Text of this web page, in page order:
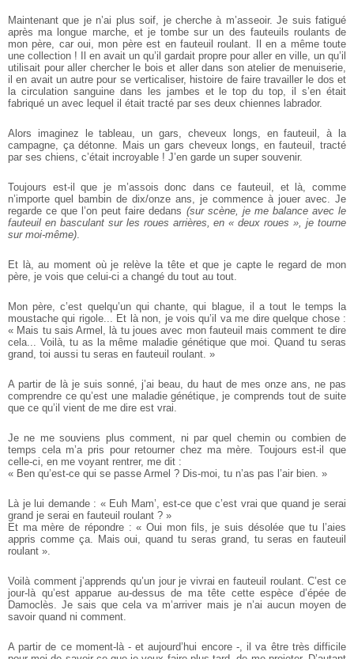
Maintenant que je n’ai plus soif, je cherche à m’asseoir. Je suis fatigué
après ma longue marche, et je tombe sur un des fauteuils roulants de
mon père, car oui, mon père est en fauteuil roulant. Il en a même toute
une collection ! Il en avait un qu’il gardait propre pour aller en ville, un qu’il
utilisait pour aller chercher le bois et aller dans son atelier de menuiserie,
il en avait un autre pour se verticaliser, histoire de faire travailler le dos et
la circulation sanguine dans les jambes et le top du top, il s’en était
fabriqué un avec lequel il était tracté par ses deux chiennes labrador.
Alors imaginez le tableau, un gars, cheveux longs, en fauteuil, à la
campagne, ça détonne. Mais un gars cheveux longs, en fauteuil, tracté
par ses chiens, c’était incroyable ! J’en garde un super souvenir.
Toujours est-il que je m’assois donc dans ce fauteuil, et là, comme
n’importe quel bambin de dix/onze ans, je commence à jouer avec. Je
regarde ce que l’on peut faire dedans (sur scène, je me balance avec le
fauteuil en basculant sur les roues arrières, en « deux roues », je tourne
sur moi-même)
Et là, au moment où je relève la tête et que je capte le regard de mon
père, je vois que celui-ci a changé du tout au tout.
Mon père, c’est quelqu’un qui chante, qui blague, il a tout le temps la
moustache qui rigole... Et là non, je vois qu’il va me dire quelque chose :
« Mais tu sais Armel, là tu joues avec mon fauteuil mais comment te dire
cela... Voilà, tu as la même maladie génétique que moi. Quand tu seras
grand, toi aussi tu seras en fauteuil roulant. »
A partir de là je suis sonné, j’ai beau, du haut de mes onze ans, ne pas
comprendre ce qu’est une maladie génétique, je comprends tout de suite
que ce qu’il vient de me dire est vrai.
Je ne me souviens plus comment, ni par quel chemin ou combien de
temps cela m’a pris pour retourner chez ma mère. Toujours est-il que
celle-ci, en me voyant rentrer, me dit :
« Ben qu’est-ce qui se passe Armel ? Dis-moi, tu n’as pas l’air bien. »
Là je lui demande : « Euh Mam’, est-ce que c’est vrai que quand je serai
grand je serai en fauteuil roulant ? »
Et ma mère de répondre : « Oui mon fils, je suis désolée que tu l’aies
appris comme ça. Mais oui, quand tu seras grand, tu seras en fauteuil
roulant ».
Voilà comment j’apprends qu’un jour je vivrai en fauteuil roulant. C’est ce
jour-là qu’est apparue au-dessus de ma tête cette espèce d’épée de
Damoclès. Je sais que cela va m’arriver mais je n’ai aucun moyen de
savoir quand ni comment.
A partir de ce moment-là - et aujourd’hui encore -, il va être très difficile